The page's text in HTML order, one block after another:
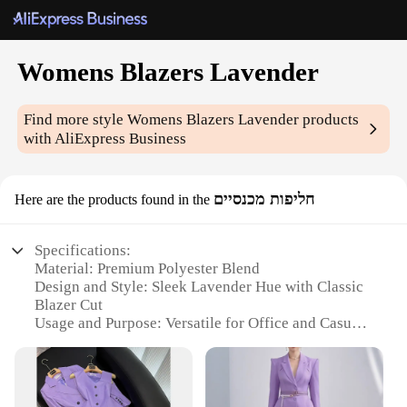
Womens Blazers Lavender
Find more styleWomens Blazers Lavender products
with AliExpress Business
Here are the products found in the חליפות מכנסיים
Specifications:
Material: Premium Polyester Blend
Design and Style: Sleek Lavender Hue with Classic
Blazer Cut
Usage and Purpose: Versatile for Office and Casual
Performance and Property: Wrinkle-Resistant and
Easy-Care
Size and Fit: True to Size for a Flattering Fit